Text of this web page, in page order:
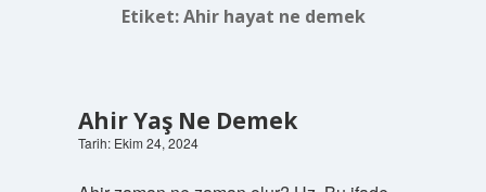
Etiket:Ahir hayat ne demek
Ahir Yaş Ne Demek
Tarih: Ekim 24, 2024